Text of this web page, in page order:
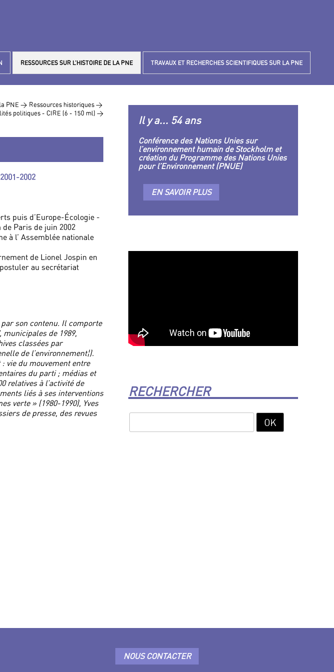
RESSOURCES SUR L’HISTOIRE DE LA PNE TRAVAUX ET RECHERCHES SCIENTIFIQUES SUR LA PNE
PNE > Ressources historiques >
politiques - CIRE (6 - 150 ml) >
2002
puis d’Europe-Écologie -
de Paris de juin 2002
à l’ Assemblée nationale
de Lionel Jospin en
au secrétariat
son contenu. Il comporte
municipales de 1989,
classées par
de l’environnement¦).
vie du mouvement entre
du parti ; médias et
relatives à l’activité de
liés à ses interventions
verte » (1980-1990), Yves
de presse, des revues
Il y a... 54 ans
Conférence des Nations Unies sur
l’environnement humain de Stockholm et
création du Programme des Nations Unies
pour l’Environnement (PNUE)
EN SAVOIR PLUS
RECHERCHER
NOUS CONTACTER